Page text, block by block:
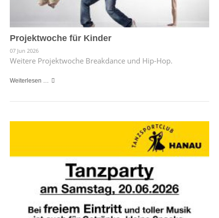
Projektwoche für Kinder
07 Jun 2026
Weitere Projektwoche Breakdance und Hip-Hop.
Weiterlesen …